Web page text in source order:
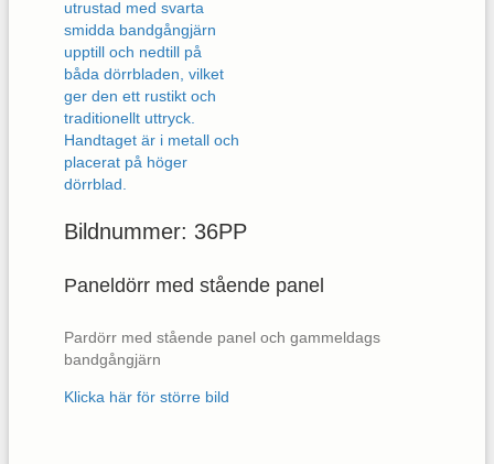
Bildnummer: 36PP
Paneldörr med stående panel
Pardörr med stående panel och gammeldags
bandgångjärn
Klicka här för större bild